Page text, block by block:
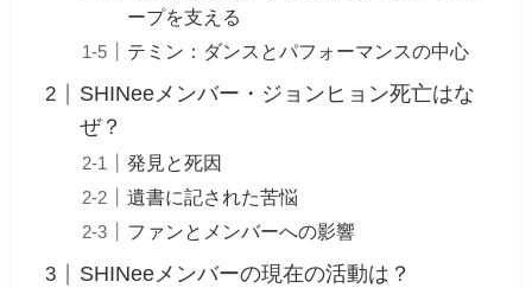
ープを支える
テミン：ダンスとパフォーマンスの中心
SHINeeメンバー・ジョンヒョン死亡はな
ぜ？
発見と死因
遺書に記された苦悩
ファンとメンバーへの影響
SHINeeメンバーの現在の活動は？